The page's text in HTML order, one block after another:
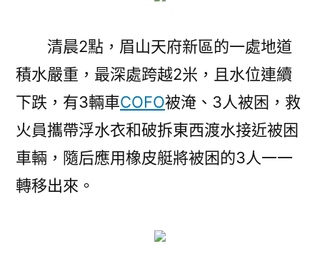
清晨2點，眉山天府新區的一處地道
積水嚴重，最深處跨越2米，且水位連續
下跌，有3輛車COFO被淹、3人被困，救
火員攜帶浮水衣和破拆東西渡水接近被困
車輛，隨后應用橡皮艇將被困的3人一一
轉移出來。